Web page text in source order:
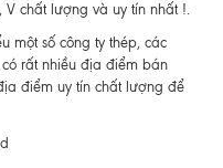
V chất lượng và uy tín nhất !.
một số công ty thép, các
rất nhiều địa điểm bán
điểm uy tín chất lượng để